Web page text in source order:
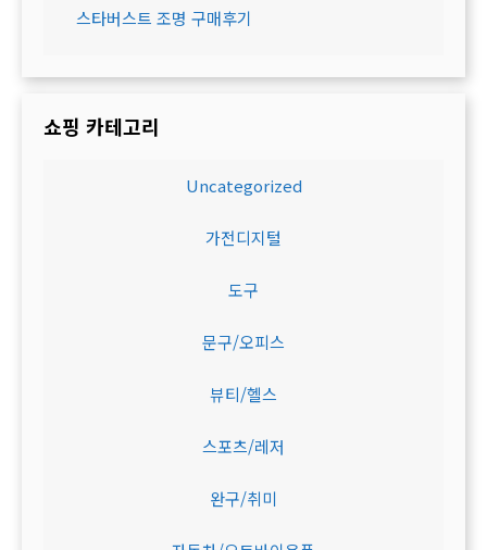
스타버스트 조명 구매후기
쇼핑 카테고리
Uncategorized
가전디지털
도구
문구/오피스
뷰티/헬스
스포츠/레저
완구/취미